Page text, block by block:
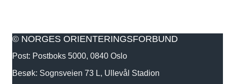
© NORGES ORIENTERINGSFORBUND
Post: Postboks 5000, 0840 Oslo
Besøk: Sognsveien 73 L, Ullevål Stadion